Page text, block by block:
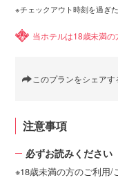
※チェックアウト時刻を過ぎ
当ホテルは18歳未満の
このプランをシェアす
注意事項
必ずお読みください
18歳未満の方のご利用/